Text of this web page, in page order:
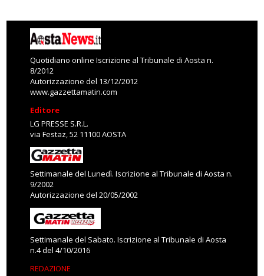
Quotidiano online Iscrizione al Tribunale di Aosta n.
8/2012
Autorizzazione del 13/12/2012
www.gazzettamatin.com
Editore
LG PRESSE S.R.L.
via Festaz, 52 11100 AOSTA
Settimanale del Lunedì. Iscrizione al Tribunale di Aosta n.
9/2002
Autorizzazione del 20/05/2002
Settimanale del Sabato. Iscrizione al Tribunale di Aosta
n.4 del 4/10/2016
REDAZIONE